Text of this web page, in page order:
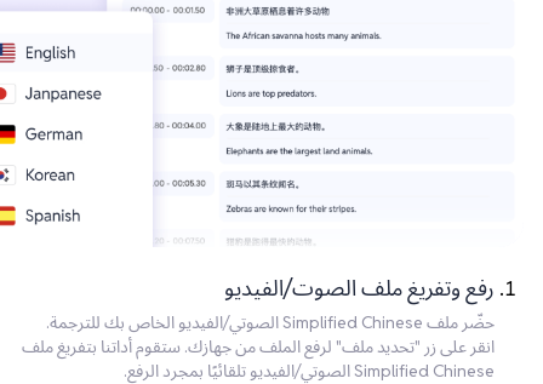
رفع وتفريغ ملف الصوت/الفيديو
حضّر ملف Simplified Chinese الصوتي/الفيديو الخاص بك للترجمة.
انقر على زر "تحديد ملف" لرفع الملف من جهازك. ستقوم أداتنا بتفريغ ملف
Simplified Chinese الصوتي/الفيديو تلقائيًا بمجرد الرفع.